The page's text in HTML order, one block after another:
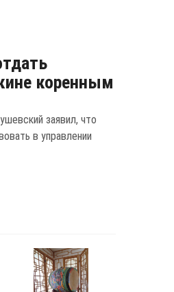
коренным
заявил, что
в управлении